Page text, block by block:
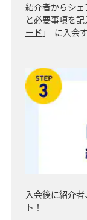
紹介者からシェ
と必要事項を
ード 」 に入会
入会後に紹介
ト！